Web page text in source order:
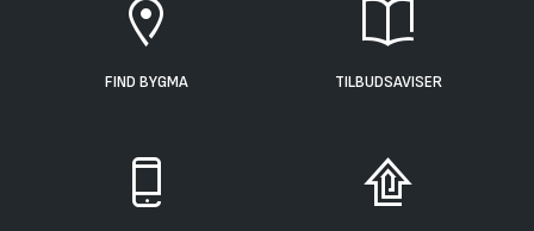
FIND BYGMA TILBUDSAVISER